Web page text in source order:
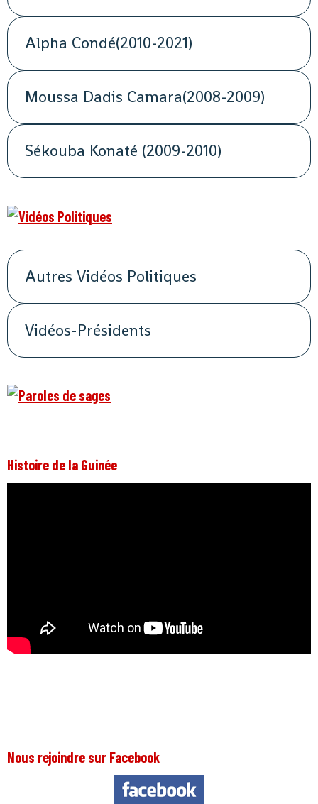
Alpha Condé(2010-2021)
Moussa Dadis Camara(2008-2009)
Sékouba Konaté (2009-2010)
Autres Vidéos Politiques
Vidéos-Présidents
Histoire de la Guinée
Nous rejoindre sur Facebook